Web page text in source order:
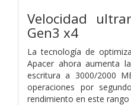
Velocidad
Gen3 x4
La tecnología de
Apacer ahora aumenta
escritura a 3000/2000
operaciones por
rendimiento en este rango